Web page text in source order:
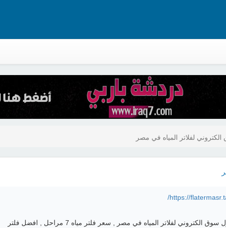
لفلاتر المياه في مصر
https://
فلاتر مصر , فلاتر مصر أول سوق الكتروني لفلاتر المياه في مصر , سعر فلتر مياه 7 مراحل , افضل فلتر